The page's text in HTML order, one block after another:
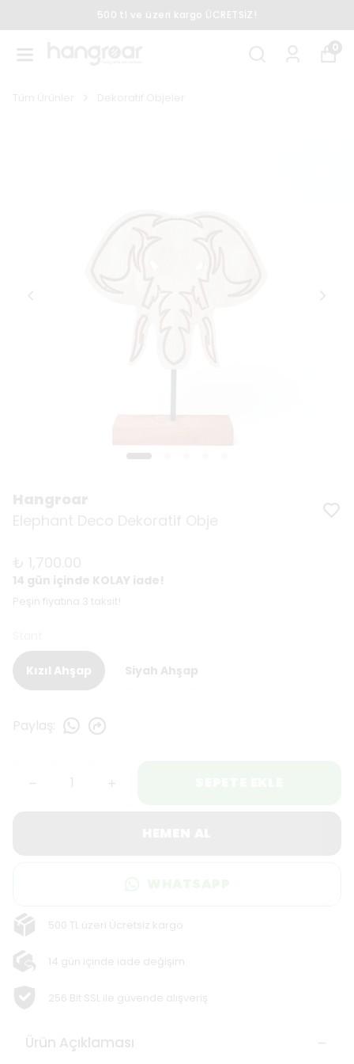
500 tl ve üzeri kargo ÜCRETSİZ!
0
14 gün içinde KOLAY iade!
Peşin fiyatına 3 taksit!
Kızıl Ahşap Siyah Ahşap
Paylaş
500 TL üzeri Ücretsiz kargo
14 gün içinde iade değişim
256 Bit SSL ile güvende alışveriş
Ürün Açıklaması